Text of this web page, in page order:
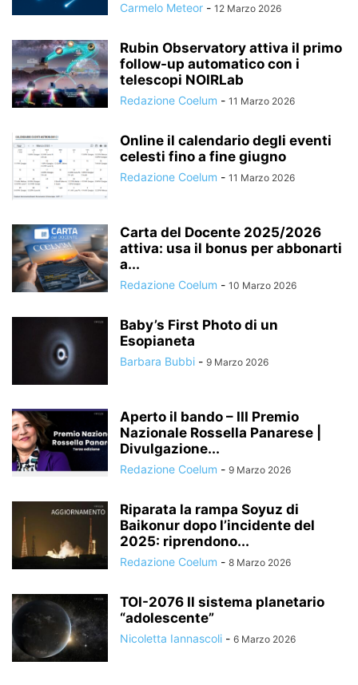
Carmelo Meteor - 12 Marzo 2026
Rubin Observatory attiva il primo
follow-up automatico con i
telescopi NOIRLab
Redazione Coelum - 11 Marzo 2026
Online il calendario degli eventi
celesti fino a fine giugno
Redazione Coelum - 11 Marzo 2026
Carta del Docente 2025/2026
attiva: usa il bonus per abbonarti
a...
Redazione Coelum - 10 Marzo 2026
Baby’s First Photo di un
Esopianeta
Barbara Bubbi - 9 Marzo 2026
Aperto il bando – III Premio
Nazionale Rossella Panarese |
Divulgazione...
Redazione Coelum - 9 Marzo 2026
Riparata la rampa Soyuz di
Baikonur dopo l’incidente del
2025: riprendono...
Redazione Coelum - 8 Marzo 2026
TOI-2076 Il sistema planetario
“adolescente”
Nicoletta Iannascoli - 6 Marzo 2026